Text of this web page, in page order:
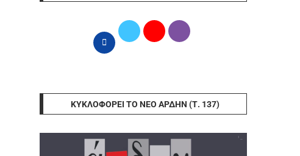
ΚΥΚΛΟΦΟΡΕΊ ΤΟ ΝΈΟ ΆΡΔΗΝ (Τ. 137)